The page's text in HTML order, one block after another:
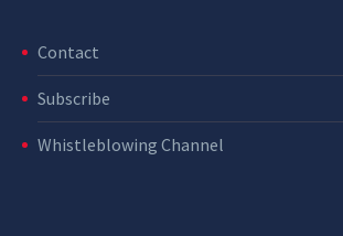
Contact
Subscribe
Whistleblowing Channel